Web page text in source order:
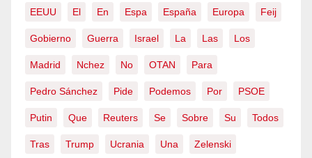
EEUU El En Espa España Europa Feij
Gobierno Guerra Israel La Las Los
Madrid Nchez No OTAN Para
Pedro Sánchez Pide Podemos Por PSOE
Putin Que Reuters Se Sobre Su Todos
Tras Trump Ucrania Una Zelenski